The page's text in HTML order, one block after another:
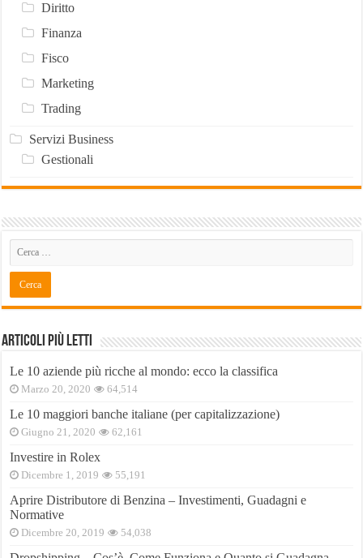
Diritto
Finanza
Fisco
Marketing
Trading
Servizi Business
Gestionali
Articoli Più Letti
Le 10 aziende più ricche al mondo: ecco la classifica
Marzo 20, 2020 64,514
Le 10 maggiori banche italiane (per capitalizzazione)
Giugno 21, 2020 62,161
Investire in Rolex
Dicembre 1, 2019 55,191
Aprire Distributore di Benzina – Investimenti, Guadagni e
Normative
Dicembre 20, 2019 54,038